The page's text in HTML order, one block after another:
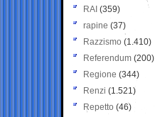
RAI (359)
rapine (37)
Razzismo (1.410)
Referendum (200)
Regione (344)
Renzi (1.521)
Repetto (46)